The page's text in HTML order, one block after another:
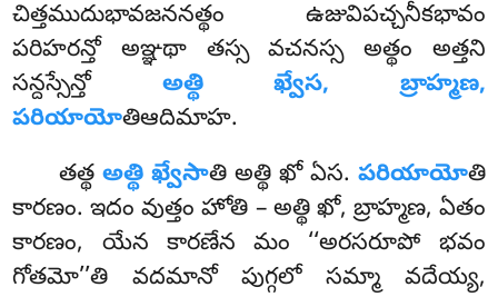
చిత్తముదుభావజననత్థం ఉజువిపచ్చనీకభావం
పరిహరన్తో అఞ్ఞథా తస్స వచనస్స అత్థం అత్తని
సన్దస్సేన్తో అత్థి ఖ్వేస, బ్రాహ్మణ,
పరియాయోతిఆదిమాహ.
తత్థ అత్థి ఖ్వేసాతి అత్థి ఖో ఏస. పరియాయోతి
కారణం. ఇదం వుత్తం హోతి – అత్థి ఖో, బ్రాహ్మణ, ఏతం
కారణం, యేన కారణేన మం ‘‘అరసరూపో భవం
గోతమో’’తి వదమానో పుగ్గలో సమ్మా వదేయ్య,